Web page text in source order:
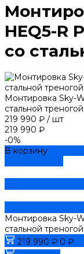
HEQ5-R
со
Монтировка Sky-
стальной треногой
219 990 ₽ / шт
219 990 ₽
-0%
В корзину
Монтировка Sky-
стальной треногой
219 990 ₽ 0 ₽